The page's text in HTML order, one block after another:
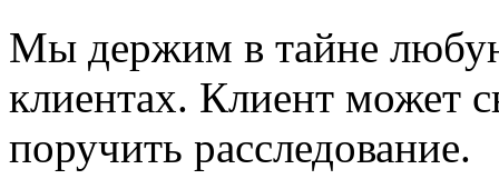
Мы держим в тайне
клиентах. Клиент может
поручить расследование.